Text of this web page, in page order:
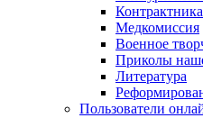
Медкомиссия
Военное
Приколы
Литература
Пользователи